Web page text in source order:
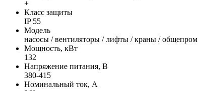
+
Класс защиты
IP 55
Модель
насосы / вентиляторы / лифты / краны / общепром
Мощность, кВт
132
Напряжение питания, В
380-415
Номинальный ток, А